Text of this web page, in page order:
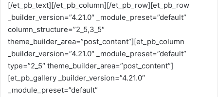
[/et_pb_text][/et_pb_column][/et_pb_row][et_pb_row
_builder_version=”4.21.0″ _module_preset=”default”
column_structure=”2_5,3_5″
theme_builder_area=”post_content”][et_pb_column
_builder_version=”4.21.0″ _module_preset=”default”
type=”2_5″ theme_builder_area=”post_content”]
[et_pb_gallery _builder_version=”4.21.0″
_module_preset=”default”